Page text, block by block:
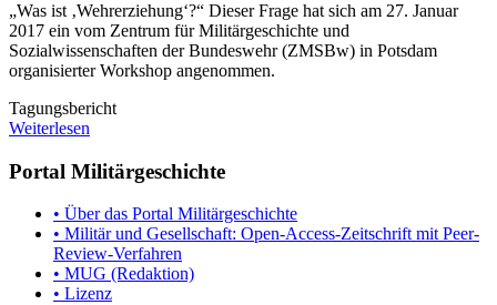
„Was ist ‚Wehrerziehung‘?“ Dieser Frage hat sich am 27. Januar
2017 ein vom Zentrum für Militärgeschichte und
Sozialwissenschaften der Bundeswehr (ZMSBw) in Potsdam
organisierter Workshop angenommen.
Tagungsbericht
Weiterlesen
Portal Militärgeschichte
• Über das Portal Militärgeschichte
• Militär und Gesellschaft: Open-Access-Zeitschrift mit Peer-
Review-Verfahren
• MUG (Redaktion)
• Lizenz